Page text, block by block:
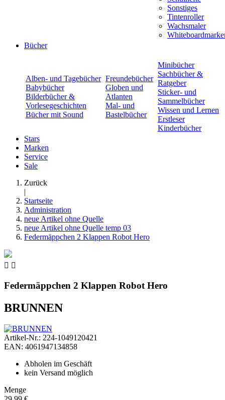
Sonstiges
Tintenroller
Wachsmaler
Bücher
Alben- und Tagebücher
Babybücher
Bilderbücher &
Vorlesegeschichten
Bücher mit Sound
Freundebücher
Globen und
Atlanten
Mal- und
Bastelbücher
Minibücher
Sachbücher &
Ratgeber
Sticker- und
Sammelbücher
Wissen und Lernen
Erstleser
Kinderbücher
Stars
Marken
Service
Sale
Zurück
|
Startseite
Administration
neue Artikel ohne Quelle
neue Artikel ohne Quelle temp 03
Federmäppchen 2 Klappen Robot Hero
 
Federmäppchen 2 Klappen Robot Hero
BRUNNEN
Artikel-Nr.: 224-1049120421
EAN: 4061947134858
Abholen im Geschäft
kein Versand möglich
Menge